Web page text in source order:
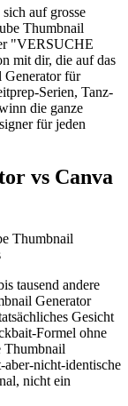
auf grosse
Thumbnail
"VERSUCHE
mit dir, die auf das
Generator für
Serien, Tanz-
die ganze
für jeden
vs Canva
Thumbnail
tausend andere
Generator
Gesicht
Formel ohne
Thumbnail
nicht-identische
nicht ein